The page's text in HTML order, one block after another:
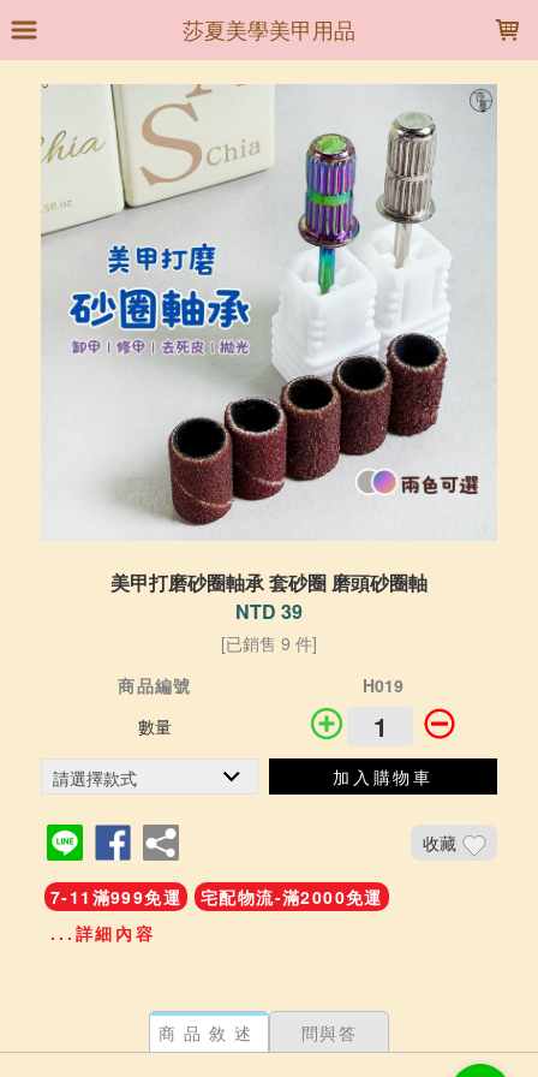
莎夏美學美甲用品
美甲打磨砂圈軸承 套砂圈 磨頭砂圈軸
NTD 39
[已銷售 9 件]
商品編號
H019
數量
加入購物車
收藏
7-11滿999免運
宅配物流-滿2000免運
...詳細內容
商品敘述 問與答